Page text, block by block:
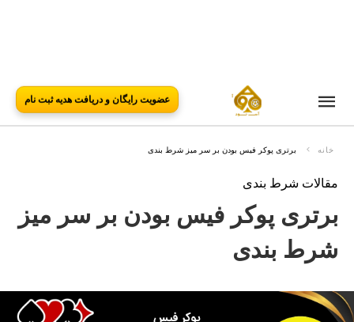
عضویت رایگان و دریافت هدیه ثبت نام
خانه برتری پوکر فیس بودن بر سر میز شرط بندی
مقالات شرط بندی
برتری پوکر فیس بودن بر سر میز
شرط بندی